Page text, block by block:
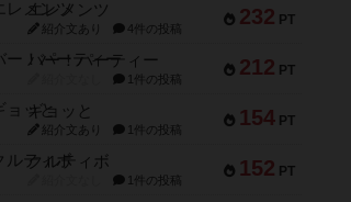
232 PT
エレメンツ
紹介文あり 4件の投稿
212 PT
バー！パーティー
1件の投稿
154 PT
ギョッと
紹介文あり 1件の投稿
152 PT
クルティボ
1件の投稿